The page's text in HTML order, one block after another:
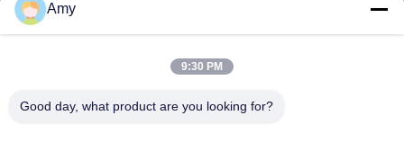
09:00-18:00
Ruta nacional 106, distrito de Huadu, ciudad de Guangzhou
Amy
9:30 PM
Good day, what product are you looking for?